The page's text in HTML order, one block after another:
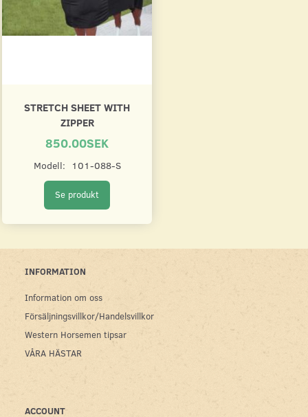
STRETCH SHEET WITH
ZIPPER
850.00SEK
Modell: 101-088-S
Se produkt
INFORMATION
Information om oss
Försäljningsvillkor/Handelsvillkor
Western Horsemen tipsar
VÅRA HÄSTAR
ACCOUNT